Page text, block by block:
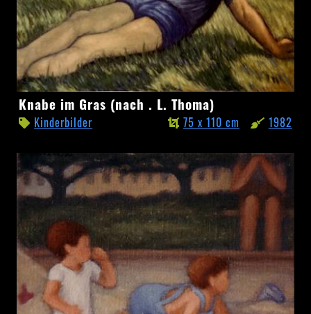
Knabe
im
Gras
(nach
.
L.
Thoma)
Knabe im Gras (nach . L. Thoma)
Kinderbilder 1982
75 x 110 cm